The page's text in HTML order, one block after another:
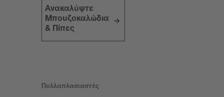
Ανακαλύψτε
Μπουζοκαλώδια
& Πίπες
Πολλαπλασιαστές